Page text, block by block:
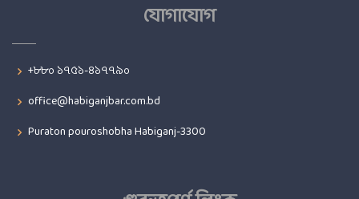
যোগাযোগ
+৮৮০ ১৭৫১-৪১৭৭৯০
office@habiganjbar.com.bd
Puraton pouroshobha Habiganj-3300